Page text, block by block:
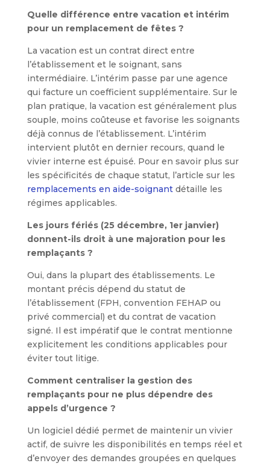
Quelle différence entre vacation et intérim
pour un remplacement de fêtes ?
La vacation est un contrat direct entre
l’établissement et le soignant, sans
intermédiaire. L’intérim passe par une agence
qui facture un coefficient supplémentaire. Sur le
plan pratique, la vacation est généralement plus
souple, moins coûteuse et favorise les soignants
déjà connus de l’établissement. L’intérim
intervient plutôt en dernier recours, quand le
vivier interne est épuisé. Pour en savoir plus sur
les spécificités de chaque statut, l’article sur les
remplacements en aide-soignantdétaille les
régimes applicables.
Les jours fériés (25 décembre, 1er janvier)
donnent-ils droit à une majoration pour les
remplaçants ?
Oui, dans la plupart des établissements. Le
montant précis dépend du statut de
l’établissement (FPH, convention FEHAP ou
privé commercial) et du contrat de vacation
signé. Il est impératif que le contrat mentionne
explicitement les conditions applicables pour
éviter tout litige.
Comment centraliser la gestion des
remplaçants pour ne plus dépendre des
appels d’urgence ?
Un logiciel dédié permet de maintenir un vivier
actif, de suivre les disponibilités en temps réel et
d’envoyer des demandes groupées en quelques